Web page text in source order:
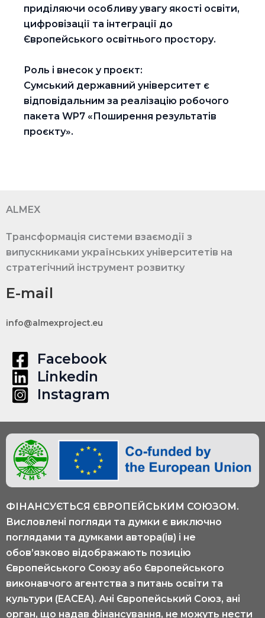
приділяючи особливу увагу якості освіти,
цифровізації та інтеграції до
Європейського освітнього простору.
Роль і внесок у проєкт:
Сумський державний університет є
відповідальним за реалізацію робочого
пакета WP7 «Поширення результатів
проєкту».
ALMEX
Трансформація системи взаємодії з
випускниками українських університетів на
стратегічний інструмент розвитку
E-mail
info@almexproject.eu
Facebook
Linkedin
Instagram
ФІНАНСУЄТЬСЯ ЄВРОПЕЙСЬКИМ СОЮЗОМ.
Висловлені погляди та думки є виключно
поглядами та думками автора(ів) і не
обов’язково відображають позицію
Європейського Союзу або Європейського
виконавчого агентства з питань освіти та
культури (EACEA). Ані Європейський Союз, ані
орган, що надав фінансування, не можуть нести